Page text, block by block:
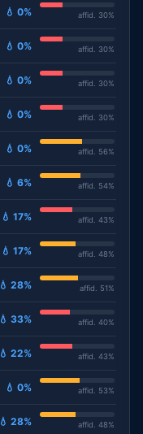
💧 0% affid. 30%
💧 0% affid. 30%
💧 0% affid. 30%
💧 0% affid. 30%
💧 0% affid. 56%
💧 6% affid. 54%
💧 17% affid. 43%
💧 17% affid. 48%
💧 28% affid. 51%
💧 33% affid. 40%
💧 22% affid. 43%
💧 0% affid. 53%
💧 28% affid. 48%